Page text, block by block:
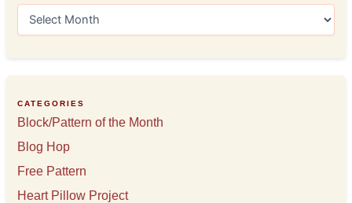
e
s
CATEGORIES
Block/Pattern of the Month
Blog Hop
Free Pattern
Heart Pillow Project